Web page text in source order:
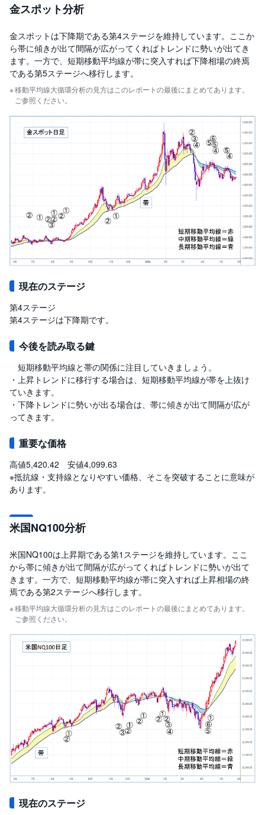
金スポット分析
金スポットは下降期である第4ステージを維持しています。ここか
ら帯に傾きが出て間隔が広がってくればトレンドに勢いが出てき
ます。一方で、短期移動平均線が帯に突入すれば下降相場の終焉
である第5ステージへ移行します。
移動平均線大循環分析の見方はこのレポートの最後にまとめてあります。
ご参照ください。
現在のステージ
第4ステージ
第4ステージは下降期です。
今後を読み取る鍵
短期移動平均線と帯の関係に注目していきましょう。
・上昇トレンドに移行する場合は、短期移動平均線が帯を上抜け
ていきます。
・下降トレンドに勢いが出る場合は、帯に傾きが出て間隔が広が
ってきます。
重要な価格
高値5,420.42 安値4,099.63
※抵抗線・支持線となりやすい価格、そこを突破することに意味が
あります。
米国NQ100分析
米国NQ100は上昇期である第1ステージを維持しています。ここ
から帯に傾きが出て間隔が広がってくればトレンドに勢いが出て
きます。一方で、短期移動平均線が帯に突入すれば上昇相場の終
焉である第2ステージへ移行します。
移動平均線大循環分析の見方はこのレポートの最後にまとめてあります。
ご参照ください。
現在のステージ